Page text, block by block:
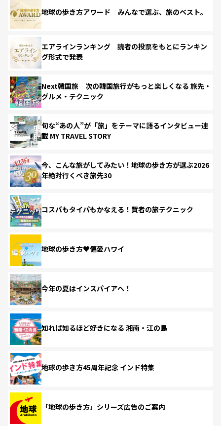
地球の歩き方アワード みんなで選ぶ、旅のベスト。
エアラインランキング 読者の投票をもとにランキン
グ形式で発表
Next韓国旅 次の韓国旅行がもっと楽しくなる 旅先・
グルメ・テクニック
旬な“あの人”が「旅」をテーマに語るインタビュー連
載 MY TRAVEL STORY
今、こんな旅がしてみたい！地球の歩き方が選ぶ2026
年絶対行くべき旅先30
コスパもタイパもかなえる！賢者の旅テクニック
地球の歩き方♥偏愛ハワイ
今年の夏はインスパイアへ！
知れば知るほど好きになる 湘南・江の島
地球の歩き方45周年記念 インド特集
「地球の歩き方」シリーズ広告のご案内